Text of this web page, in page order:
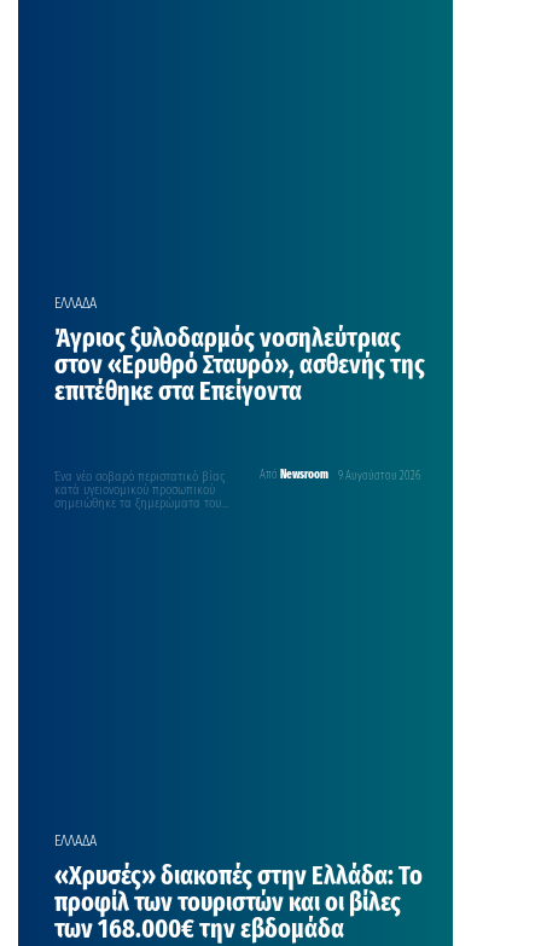
ΕΛΛΑΔΑ
Άγριος ξυλοδαρμός νοσηλεύτριας
στον «Ερυθρό Σταυρό», ασθενής της
επιτέθηκε στα Επείγοντα
Από Newsroom 9 Αυγούστου 2026
Ένα νέο σοβαρό περιστατικό βίας
κατά υγειονομικού προσωπικού
σημειώθηκε τα ξημερώματα του
ΕΛΛΑΔΑ
«Χρυσές» διακοπές στην Ελλάδα: Το
προφίλ των τουριστών και οι βίλες
των 168.000€ την εβδομάδα